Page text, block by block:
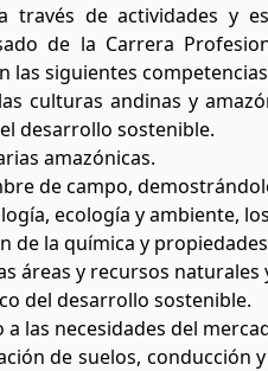
de actividades y
de la Carrera
siguientes
culturas andinas y
desarrollo sostenible.
amazónicas.
de campo,
ecología y ambiente,
la química y
áreas y recursos
del desarrollo sostenible.
las necesidades del
de suelos,